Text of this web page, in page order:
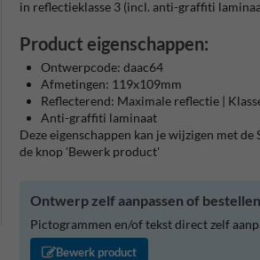
in reflectieklasse 3 (incl. anti-graffiti
Product eigenschappen:
Ontwerpcode: daac64
Afmetingen: 119x109mm
Reflecterend: Maximale reflectie |
Anti-graffiti laminaat
Deze eigenschappen kan je wijzigen met
de knop 'Bewerk product'
Ontwerp zelf aanpassen of
Pictogrammen en/of tekst direct zelf
Bewerk product